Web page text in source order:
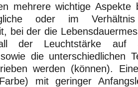
mehrere wichtige Aspekte
oder im
bei der die
der Leuchtstärke auf
die unterschiedlichen
werden (können).
mit geringer